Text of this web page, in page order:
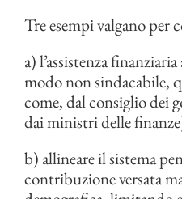
Tre esempi valgano per
a) l’assistenza
modo non sindacabile,
come, dal consiglio dei
dai ministri delle
b) allineare il sistema
contribuzione versata